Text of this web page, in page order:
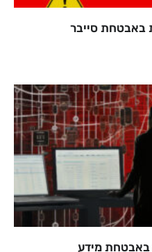
באבטחת סייבר
באבטחת מידע